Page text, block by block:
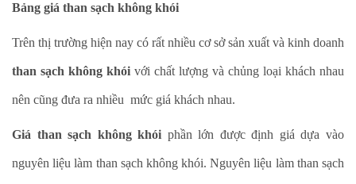
Bảng giá than sạch không khói
Trên thị trường hiện nay có rất nhiều cơ sở sản xuất và kinh doanh
than sạch không khói với chất lượng và chủng loại khách nhau
nên cũng đưa ra nhiều mức giá khách nhau.
Giá than sạch không khói phần lớn được định giá dựa vào
nguyên liệu làm than sạch không khói. Nguyên liệu làm than sạch